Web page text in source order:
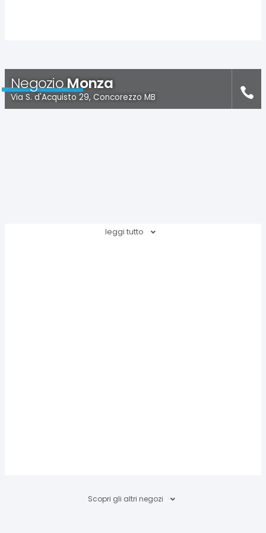
NegozioMonza
Via S. d'Acquisto 29, Concorezzo MB
leggi tutto
Scopri gli altri negozi